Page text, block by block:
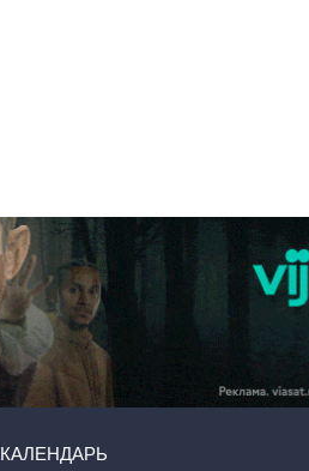
КАЛЕНДАРЬ